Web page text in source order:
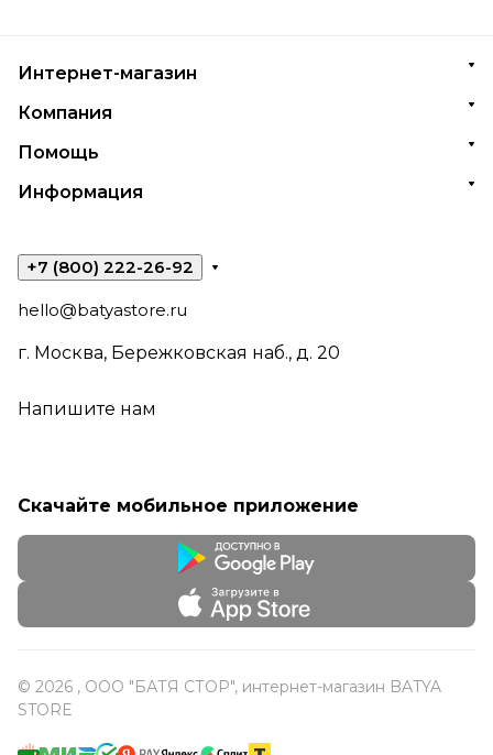
Интернет-магазин
Компания
Помощь
Информация
+7 (800) 222-26-92
hello@batyastore.ru
г. Москва, Бережковская наб., д. 20
Напишите нам
Скачайте мобильное приложение
© 2026 , ООО "БАТЯ СТОР", интернет-магазин BATYA
STORE